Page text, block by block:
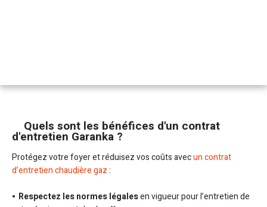
Quels sont les bénéfices d'un contrat
d'entretien Garanka ?
Protégez votre foyer et réduisez vos coûts avecun contrat
d’entretien chaudière gaz:
Respectez les normes légalesen vigueur pour l’entretien de